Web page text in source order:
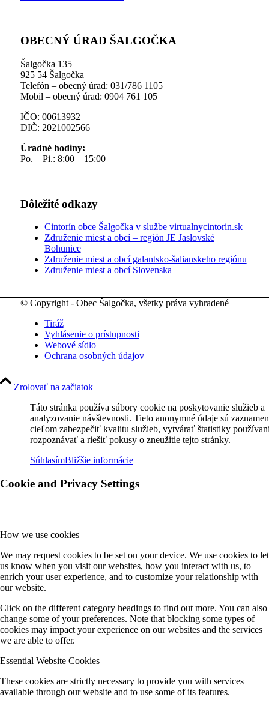
OBECNÝ ÚRAD ŠALGOČKA
Šalgočka 135
925 54 Šalgočka
Telefón – obecný úrad: 031/786 1105
Mobil – obecný úrad: 0904 761 105
IČO: 00613932
DIČ: 2021002566
Úradné hodiny:
Po. – Pi.: 8:00 – 15:00
Dôležité odkazy
Cintorín obce Šalgočka v službe virtualnycintorin.sk
Združenie miest a obcí – región JE Jaslovské
Bohunice
Združenie miest a obcí galantsko-šalianskeho regiónu
Združenie miest a obcí Slovenska
© Copyright - Obec Šalgočka, všetky práva vyhradené
Tiráž
Vyhlásenie o prístupnosti
Webové sídlo
Ochrana osobných údajov
Zrolovať na začiatok
Táto stránka používa súbory cookie na poskytovanie služieb a
analyzovanie návštevnosti. Tieto anonymné údaje sú
cieľom zabezpečiť kvalitu služieb, vytvárať štatistiky
rozpoznávať a riešiť pokusy o zneužitie tejto stránky.
SúhlasímBližšie informácie
Cookie and Privacy Settings
How we use cookies
We may request cookies to be set on your device. We use cookies to let
us know when you visit our websites, how you interact with us, to
enrich your user experience, and to customize your relationship with
our website.
Click on the different category headings to find out more. You can also
change some of your preferences. Note that blocking some types of
cookies may impact your experience on our websites and the services
we are able to offer.
Essential Website Cookies
These cookies are strictly necessary to provide you with services
available through our website and to use some of its features.